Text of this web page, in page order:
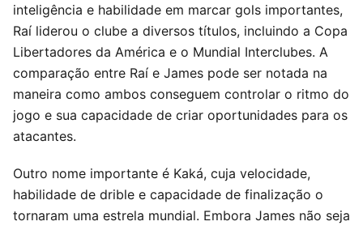
inteligência e habilidade em marcar gols importantes,
Raí liderou o clube a diversos títulos, incluindo a Copa
Libertadores da América e o Mundial Interclubes. A
comparação entre Raí e James pode ser notada na
maneira como ambos conseguem controlar o ritmo do
jogo e sua capacidade de criar oportunidades para os
atacantes.
Outro nome importante é Kaká, cuja velocidade,
habilidade de drible e capacidade de finalização o
tornaram uma estrela mundial. Embora James não seja